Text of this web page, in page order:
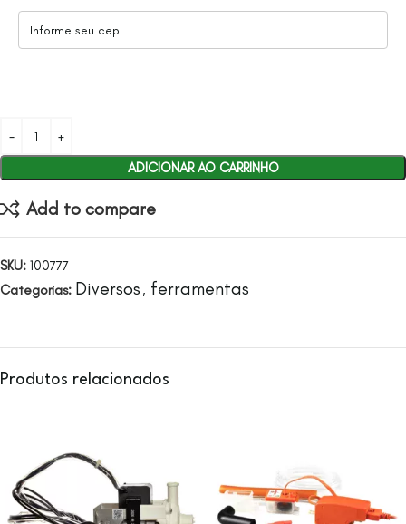
ADICIONAR AO CARRINHO
Add to compare
SKU: 100777
Categorias: Diversos , ferramentas
Produtos relacionados